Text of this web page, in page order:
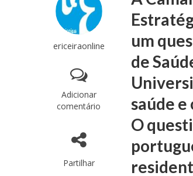
ericeiraonline
Adicionar
comentário
Partilhar
um
de
saúde
O